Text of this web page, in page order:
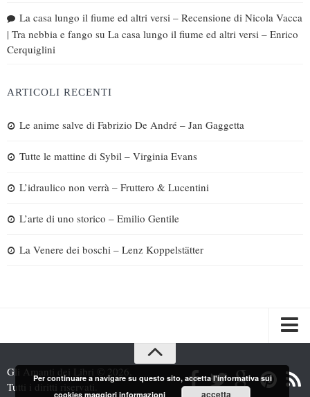
La casa lungo il fiume ed altri versi – Recensione di Nicola Vacca
| Tra nebbia e fango su La casa lungo il fiume ed altri versi – Enrico
Cerquiglini
ARTICOLI RECENTI
Le anime salve di Fabrizio De André – Jan Gaggetta
Tutte le mattine di Sybil – Virginia Evans
L’idraulico non verrà – Fruttero & Lucentini
L’arte di uno storico – Emilio Gentile
La Venere dei boschi – Lenz Koppelstätter
Recensioni
Gli Amanti dei Libri © 2026.
Tutti i diritti riservati.
Per continuare a navigare su questo sito, accetta l'informativa sui
cookiesmaggiori informazioni accetta